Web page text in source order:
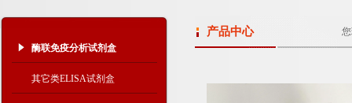
酶联免疫分析试剂盒
其它类ELISA试剂盒
产品中心